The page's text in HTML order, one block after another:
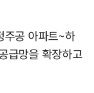
공 아파트~하
급망을 확장하고